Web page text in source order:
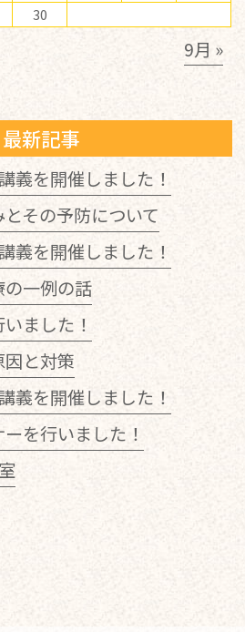
30
9月 »
最新記事
義を開催しました！
その予防について
義を開催しました！
一例の話
ました！
と対策
義を開催しました！
を行いました！